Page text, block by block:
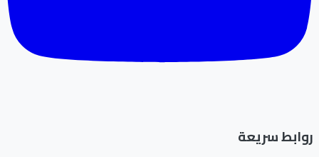
سريعة